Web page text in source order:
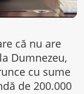
că nu are
Dumnezeu,
cu sume
de 200.000